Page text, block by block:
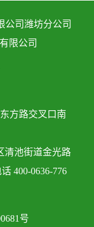
公司潍坊分公司
限公司
方路交叉口南
清池街道金光路
400-0636-776
号